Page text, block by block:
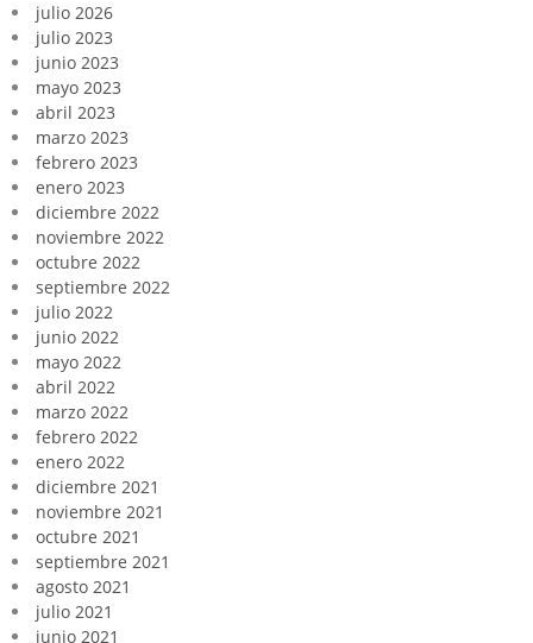
julio 2026
julio 2023
junio 2023
mayo 2023
abril 2023
marzo 2023
febrero 2023
enero 2023
diciembre 2022
noviembre 2022
octubre 2022
septiembre 2022
julio 2022
junio 2022
mayo 2022
abril 2022
marzo 2022
febrero 2022
enero 2022
diciembre 2021
noviembre 2021
octubre 2021
septiembre 2021
agosto 2021
julio 2021
junio 2021